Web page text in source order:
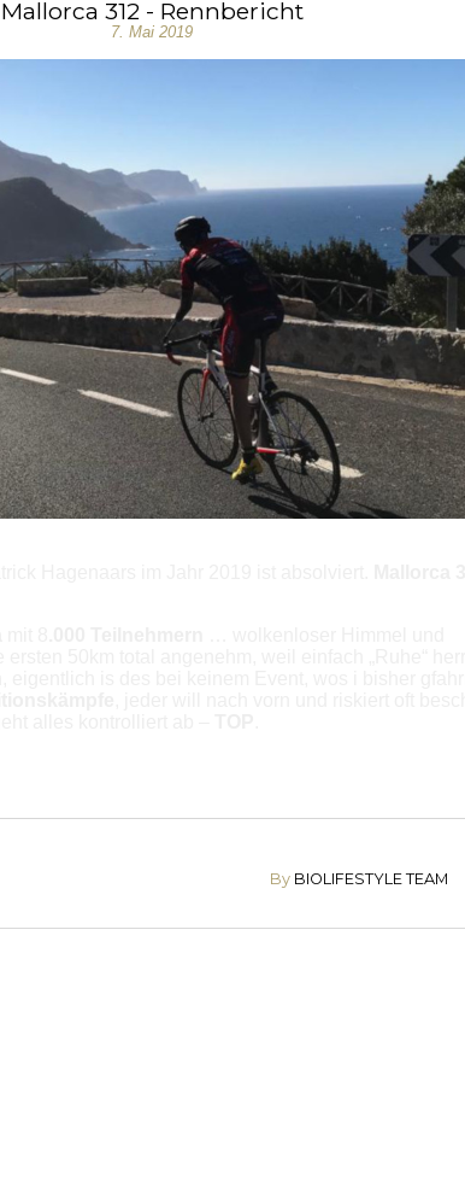
Mallorca 312 - Rennbericht
7. Mai 2019
By BIOLIFESTYLE TEAM